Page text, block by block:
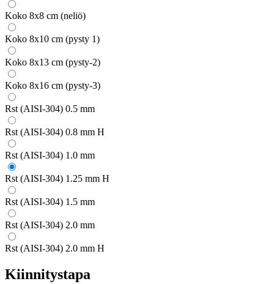
Koko 8x8 cm (neliö)
Koko 8x10 cm (pysty 1)
Koko 8x13 cm (pysty-2)
Koko 8x16 cm (pysty-3)
Rst (AISI-304) 0.5 mm
Rst (AISI-304) 0.8 mm H
Rst (AISI-304) 1.0 mm
Rst (AISI-304) 1.25 mm H
Rst (AISI-304) 1.5 mm
Rst (AISI-304) 2.0 mm
Rst (AISI-304) 2.0 mm H
Kiinnitystapa